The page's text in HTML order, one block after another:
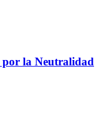
por la Neutralidad